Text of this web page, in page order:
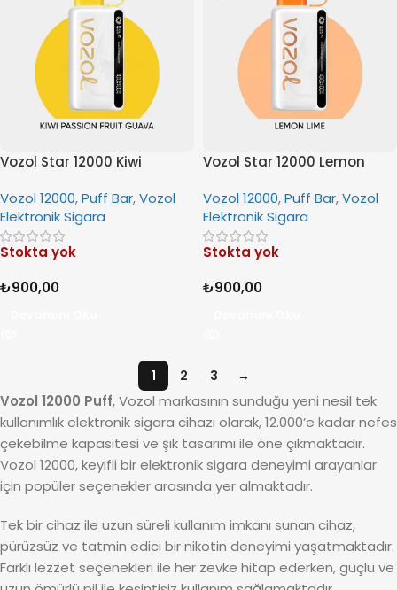
Vozol Star 12000 Kiwi
Vozol 12000,Puff Bar,Vozol
Elektronik Sigara
Stokta yok
₺900,00
Vozol Star 12000 Lemon
Vozol 12000,Puff Bar,Vozol
Elektronik Sigara
Stokta yok
₺900,00
1 2 3 →
Vozol 12000 Puff, Vozol markasının sunduğu yeni nesil tek
kullanımlık elektronik sigara cihazı olarak, 12.000’e kadar nefes
çekebilme kapasitesi ve şık tasarımı ile öne çıkmaktadır.
Vozol 12000, keyifli bir elektronik sigara deneyimi arayanlar
için popüler seçenekler arasında yer almaktadır.
Tek bir cihaz ile uzun süreli kullanım imkanı sunan cihaz,
pürüzsüz ve tatmin edici bir nikotin deneyimi yaşatmaktadır.
Farklı lezzet seçenekleri ile her zevke hitap ederken, güçlü ve